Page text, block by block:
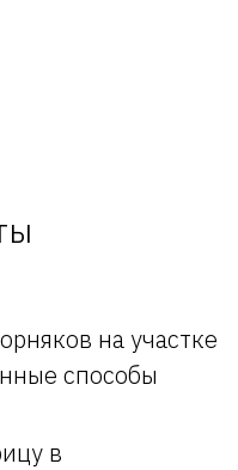
на участке
способы
в